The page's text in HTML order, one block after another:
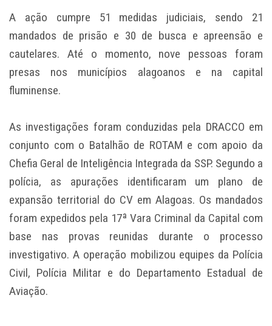
A ação cumpre 51 medidas judiciais, sendo 21
mandados de prisão e 30 de busca e apreensão e
cautelares. Até o momento, nove pessoas foram
presas nos municípios alagoanos e na capital
fluminense.
As investigações foram conduzidas pela DRACCO em
conjunto com o Batalhão de ROTAM e com apoio da
Chefia Geral de Inteligência Integrada da SSP. Segundo a
polícia, as apurações identificaram um plano de
expansão territorial do CV em Alagoas. Os mandados
foram expedidos pela 17ª Vara Criminal da Capital com
base nas provas reunidas durante o processo
investigativo. A operação mobilizou equipes da Polícia
Civil, Polícia Militar e do Departamento Estadual de
Aviação.